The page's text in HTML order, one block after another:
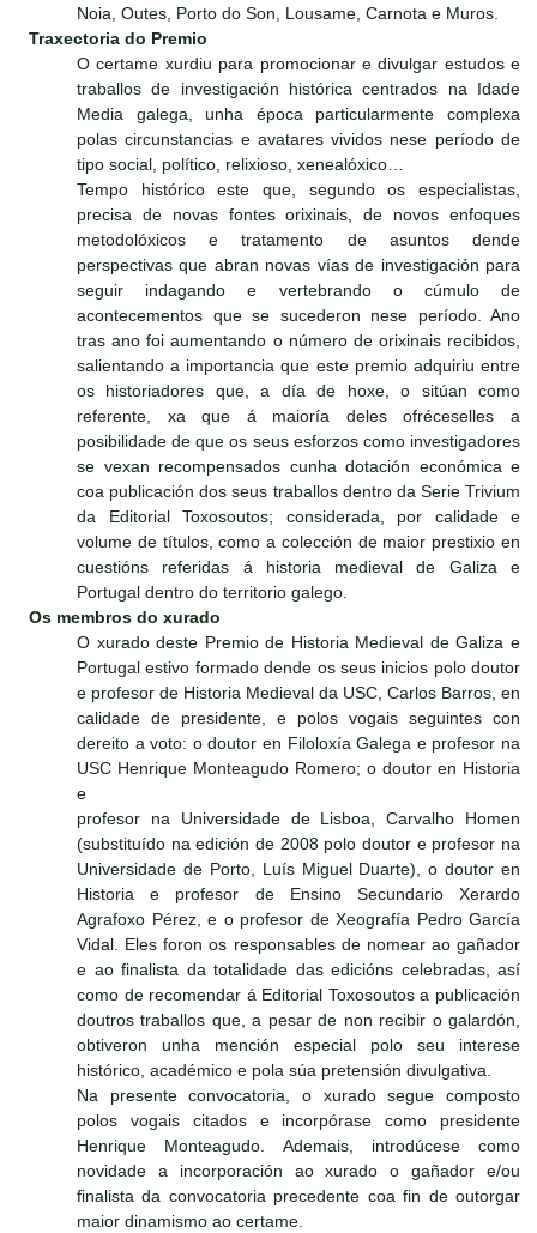
Noia, Outes, Porto do Son, Lousame, Carnota e Muros.
Traxectoria do Premio
O certame xurdiu para promocionar e divulgar estudos e
traballos de investigación histórica centrados na Idade
Media galega, unha época particularmente complexa
polas circunstancias e avatares vividos nese período de
tipo social, político, relixioso, xenealóxico…
Tempo histórico este que, segundo os especialistas,
precisa de novas fontes orixinais, de novos enfoques
metodolóxicos e tratamento de asuntos dende
perspectivas que abran novas vías de investigación para
seguir indagando e vertebrando o cúmulo de
acontecementos que se sucederon nese período. Ano
tras ano foi aumentando o número de orixinais recibidos,
salientando a importancia que este premio adquiriu entre
os historiadores que, a día de hoxe, o sitúan como
referente, xa que á maioría deles ofréceselles a
posibilidade de que os seus esforzos como investigadores
se vexan recompensados cunha dotación económica e
coa publicación dos seus traballos dentro da Serie Trivium
da Editorial Toxosoutos; considerada, por calidade e
volume de títulos, como a colección de maior prestixio en
cuestións referidas á historia medieval de Galiza e
Portugal dentro do territorio galego.
Os membros do xurado
O xurado deste Premio de Historia Medieval de Galiza e
Portugal estivo formado dende os seus inicios polo doutor
e profesor de Historia Medieval da USC, Carlos Barros, en
calidade de presidente, e polos vogais seguintes con
dereito a voto: o doutor en Filoloxía Galega e profesor na
USC Henrique Monteagudo Romero; o doutor en Historia
e
profesor na Universidade de Lisboa, Carvalho Homen
(substituído na edición de 2008 polo doutor e profesor na
Universidade de Porto, Luís Miguel Duarte), o doutor en
Historia e profesor de Ensino Secundario Xerardo
Agrafoxo Pérez, e o profesor de Xeografía Pedro García
Vidal. Eles foron os responsables de nomear ao gañador
e ao finalista da totalidade das edicións celebradas, así
como de recomendar á Editorial Toxosoutos a publicación
doutros traballos que, a pesar de non recibir o galardón,
obtiveron unha mención especial polo seu interese
histórico, académico e pola súa pretensión divulgativa.
Na presente convocatoria, o xurado segue composto
polos vogais citados e incorpórase como presidente
Henrique Monteagudo. Ademais, introdúcese como
novidade a incorporación ao xurado o gañador e/ou
finalista da convocatoria precedente coa fin de outorgar
maior dinamismo ao certame.